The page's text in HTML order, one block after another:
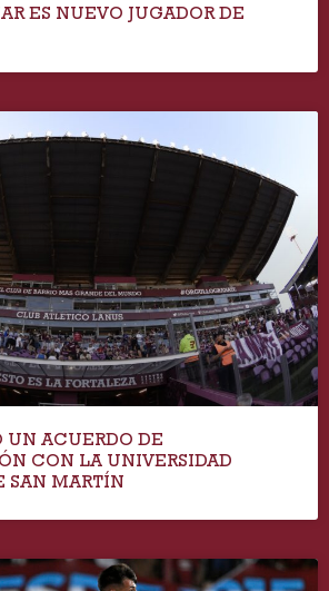
ES NUEVO JUGADOR DE
UN ACUERDO DE
CON LA UNIVERSIDAD
SAN MARTÍN